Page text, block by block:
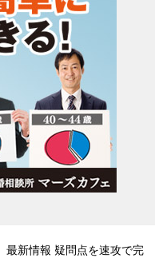
最新情報 疑問点を速攻で完